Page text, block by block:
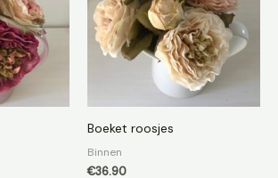
Boeket roosjes
Binnen
€36.90